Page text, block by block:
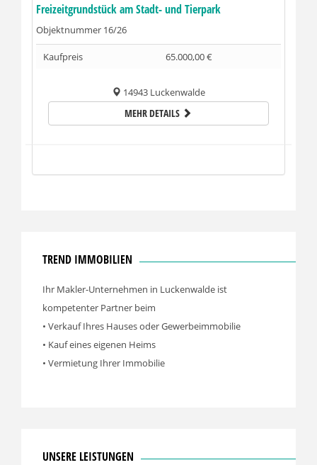
Freizeitgrundstück am Stadt- und Tierpark
Objektnummer 16/26
Kaufpreis 65.000,00 €
14943 Luckenwalde
MEHR DETAILS
TREND IMMOBILIEN
Ihr Makler-Unternehmen in Luckenwalde ist
kompetenter Partner beim
• Verkauf Ihres Hauses oder Gewerbeimmobilie
• Kauf eines eigenen Heims
• Vermietung Ihrer Immobilie
UNSERE LEISTUNGEN